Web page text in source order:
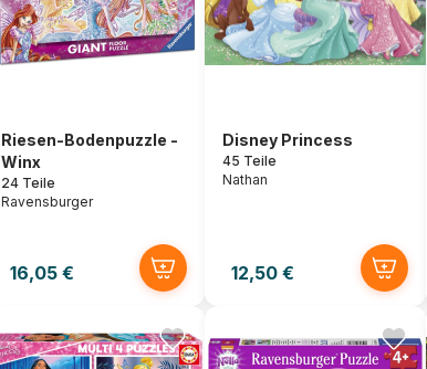
Riesen-Bodenpuzzle -
Winx
24 Teile
Ravensburger
16,05 €
Disney Princess
45 Teile
Nathan
12,50 €